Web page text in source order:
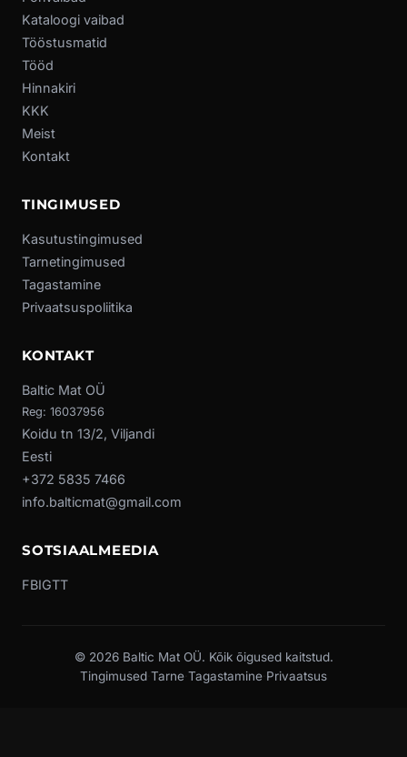
Kataloogi vaibad
Tööstusmatid
Tööd
Hinnakiri
KKK
Meist
Kontakt
TINGIMUSED
Kasutustingimused
Tarnetingimused
Tagastamine
Privaatsuspoliitika
KONTAKT
Baltic Mat OÜ
Reg: 16037956
Koidu tn 13/2, Viljandi
Eesti
+372 5835 7466
info.balticmat@gmail.com
SOTSIAALMEEDIA
FBIGTT
© 2026 Baltic Mat OÜ. Kõik õigused kaitstud.
Tingimused Tarne Tagastamine Privaatsus